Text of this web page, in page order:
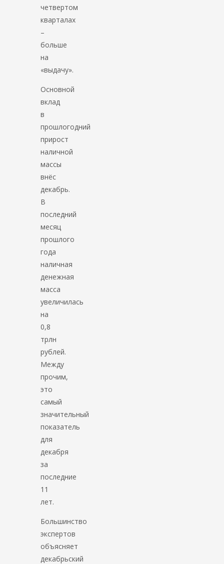
четвертом
кварталах
–
больше
на
«выдачу».
Основной
вклад
в
прошлогодний
прирост
наличной
массы
внёс
декабрь.
В
последний
месяц
прошлого
года
наличная
денежная
масса
увеличилась
на
0,8
трлн
рублей.
Между
прочим,
это
самый
значительный
показатель
для
декабря
за
последние
11
лет.
Большинство
экспертов
объясняет
декабрьский